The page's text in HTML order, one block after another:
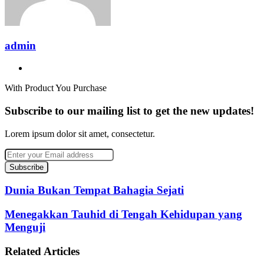
admin
With Product You Purchase
Subscribe to our mailing list to get the new updates!
Lorem ipsum dolor sit amet, consectetur.
Enter
your
Email
address
Dunia Bukan Tempat Bahagia Sejati
Menegakkan Tauhid di Tengah Kehidupan yang
Menguji
Related Articles